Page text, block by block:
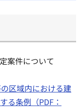
案件について
区域内における建
る条例（PDF：